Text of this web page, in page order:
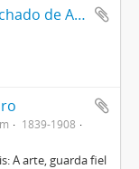
Certidão de óbito de Carolina Machado de Assis
1839-1908
A arte, guarda fiel